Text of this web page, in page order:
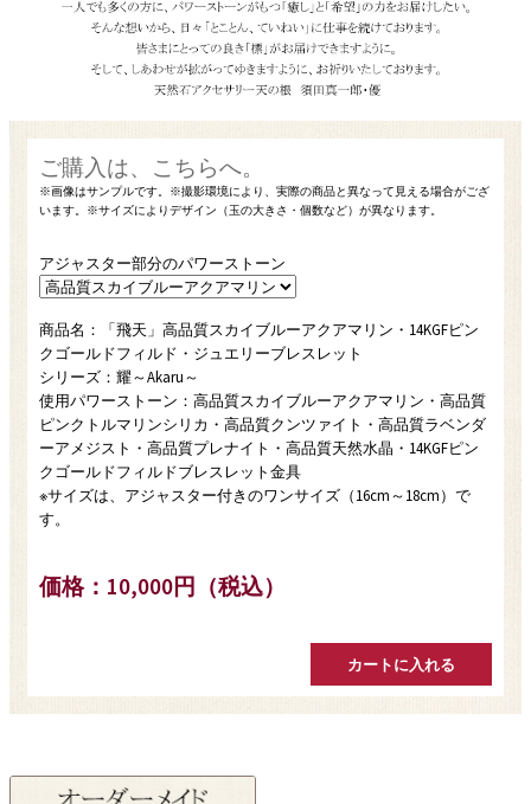
商品名：「飛天」高品質スカイブルーアクアマリン・14KGFピン
クゴールドフィルド・ジュエリーブレスレット
シリーズ：耀～Akaru～
使用パワーストーン：高品質スカイブルーアクアマリン・高品質
ピンクトルマリンシリカ・高品質クンツァイト・高品質ラベンダ
ーアメジスト・高品質プレナイト・高品質天然水晶・14KGFピン
クゴールドフィルドブレスレット金具
※サイズは、アジャスター付きのワンサイズ（16cm～18cm）で
す。
価格：10,000円（税込）
アジャスター部分のパワーストーン